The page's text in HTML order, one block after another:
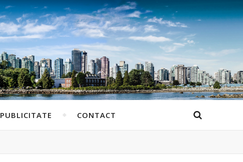
PUBLICITATE CONTACT